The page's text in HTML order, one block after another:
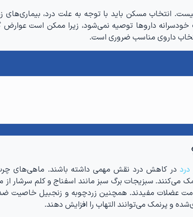
انتخاب مسکن باید با توجه به علت درد، بیماری‌های
داروها توصیه نمی‌شود، زیرا ممکن است عوارض
داروی مناسب ضروری است.
در کاهش درد نقش مهمی داشته باشند. ماهی‌های
امگا ۳ به کاهش التهاب کمک می‌کنند. سبزیجات برگ سبز مانند اسفناج و کلم سرشار
عضلات مفیدند. همچنین زردچوبه و زنجبیل خاصیت
و پرنمک می‌توانند التهاب را افزایش دهند.